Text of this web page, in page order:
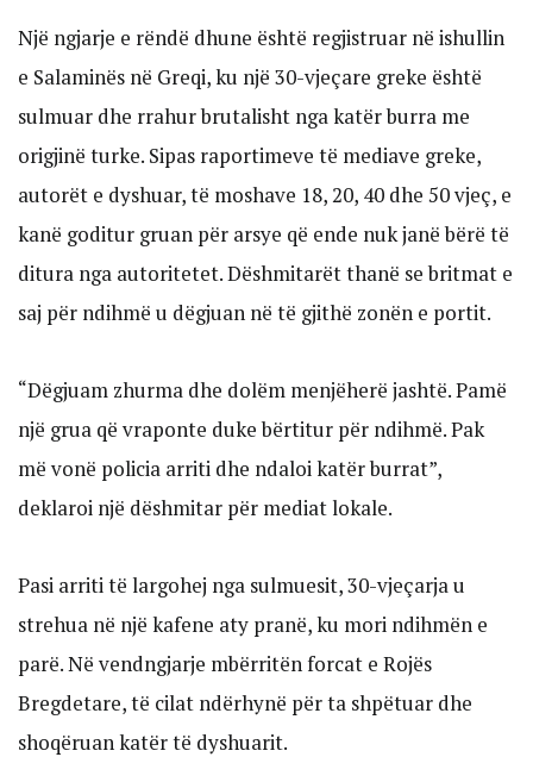
Një ngjarje e rëndë dhune është regjistruar në ishullin
e Salaminës në Greqi, ku një 30-vjeçare greke është
sulmuar dhe rrahur brutalisht nga katër burra me
origjinë turke. Sipas raportimeve të mediave greke,
autorët e dyshuar, të moshave 18, 20, 40 dhe 50 vjeç, e
kanë goditur gruan për arsye që ende nuk janë bërë të
ditura nga autoritetet. Dëshmitarët thanë se britmat e
saj për ndihmë u dëgjuan në të gjithë zonën e portit.
“Dëgjuam zhurma dhe dolëm menjëherë jashtë. Pamë
një grua që vraponte duke bërtitur për ndihmë. Pak
më vonë policia arriti dhe ndaloi katër burrat”,
deklaroi një dëshmitar për mediat lokale.
Pasi arriti të largohej nga sulmuesit, 30-vjeçarja u
strehua në një kafene aty pranë, ku mori ndihmën e
parë. Në vendngjarje mbërritën forcat e Rojës
Bregdetare, të cilat ndërhynë për ta shpëtuar dhe
shoqëruan katër të dyshuarit.